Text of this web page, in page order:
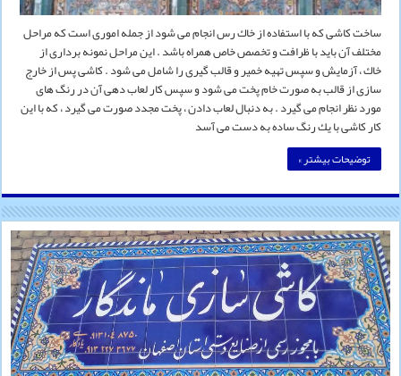
ساخت كاشی كه با استفاده از خاك رس انجام می شود از جمله اموری است كه مراحل
مختلف آن باید با ظرافت و تخصص خاص همراه باشد . این مراحل نمونه برداری از
خاك ، آزمایش و سپس تهیه خمیر و قالب گیری را شامل می شود . كاشی پس از خارج
سازی از قالب به صورت خام پخت می شود و سپس كار لعاب دهی آن در رنگ های
مورد نظر انجام می گیرد . به دنبال لعاب دادن ، پخت مجدد صورت می گیرد ، كه با این
كار كاشی با یك رنگ ساده به دست می آسد
توضیحات بیشتر »